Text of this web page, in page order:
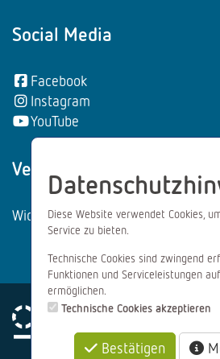
Social Media
Facebook
Instagram
YouTube
Vertrag wiederrufen:
Widerrufsformular
Impressum
Diese Website verwendet Cookies,
Service zu bieten.
Technische Cookies sind zwingend
Funktionen und Serviceleistungen
ermöglichen.
Technische Cookies akzeptieren
Bestätigen